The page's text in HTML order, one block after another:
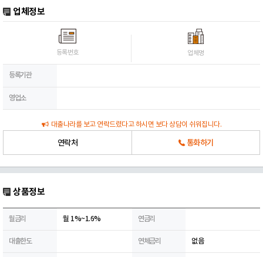
업체정보
등록번호 업체명
등록기관
영업소
대출나라를 보고 연락드렸다고 하시면 보다 상담이 쉬워집니다.
연락처 통화하기
상품정보
월금리 월 1%~1.6% 연금리
대출한도 연체금리 없음